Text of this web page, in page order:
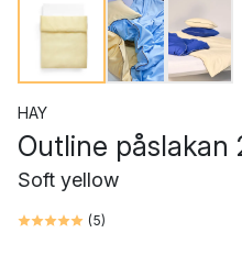
HAY
Outline
Soft yellow
(5)